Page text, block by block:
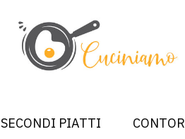
SECONDI PIATTI